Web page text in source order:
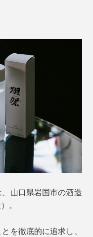
ン成分とし、肌のト
整します。
ルが入っているのに
潤いが続く処方。エ
などは使用していま
部分は、ローション
くことなく、肌がベ
山口県岩国市の酒造
。
を徹底的に追求し、